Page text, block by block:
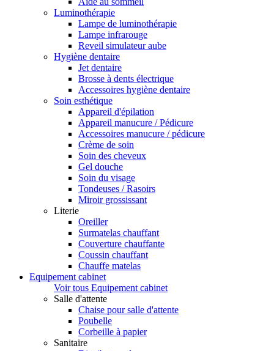
Luminothérapie
Lampe de luminothérapie
Lampe infrarouge
Reveil simulateur aube
Hygiène dentaire
Jet dentaire
Brosse à dents électrique
Accessoires hygiène dentaire
Soin esthétique
Appareil d'épilation
Appareil manucure / Pédicure
Accessoires manucure / pédicure
Crème de soin
Soin des cheveux
Gel douche
Soin du visage
Tondeuses / Rasoirs
Miroir grossissant
Literie
Oreiller
Surmatelas chauffant
Couverture chauffante
Coussin chauffant
Chauffe matelas
Equipement cabinet
Voir tous Equipement cabinet
Salle d'attente
Chaise pour salle d'attente
Poubelle
Corbeille à papier
Sanitaire